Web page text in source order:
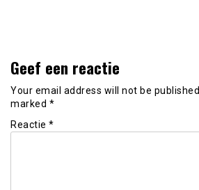
Geef een reactie
Your email address will not be published.
marked *
Reactie *